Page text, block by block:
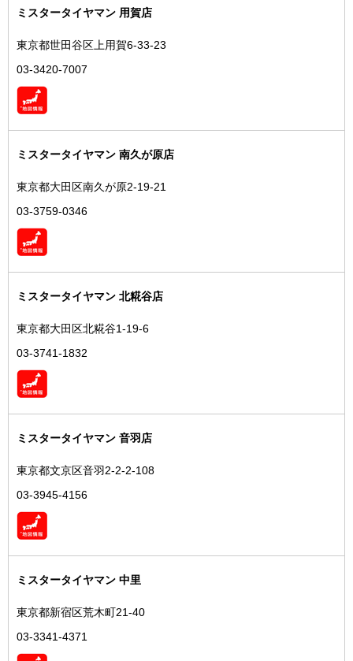
ミスタータイヤマン 用賀店
東京都世田谷区上用賀6-33-23
03-3420-7007
ミスタータイヤマン 南久が原店
東京都大田区南久が原2-19-21
03-3759-0346
ミスタータイヤマン 北糀谷店
東京都大田区北糀谷1-19-6
03-3741-1832
ミスタータイヤマン 音羽店
東京都文京区音羽2-2-2-108
03-3945-4156
ミスタータイヤマン 中里
東京都新宿区荒木町21-40
03-3341-4371